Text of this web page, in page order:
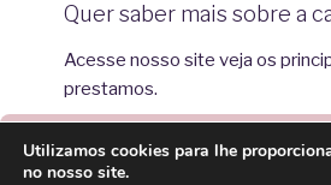
Quer saber mais sobre a
Acesse nosso site veja os
prestamos.
Acesse o site
Importante!
Utilizamos cookies para lhe
no nosso site.